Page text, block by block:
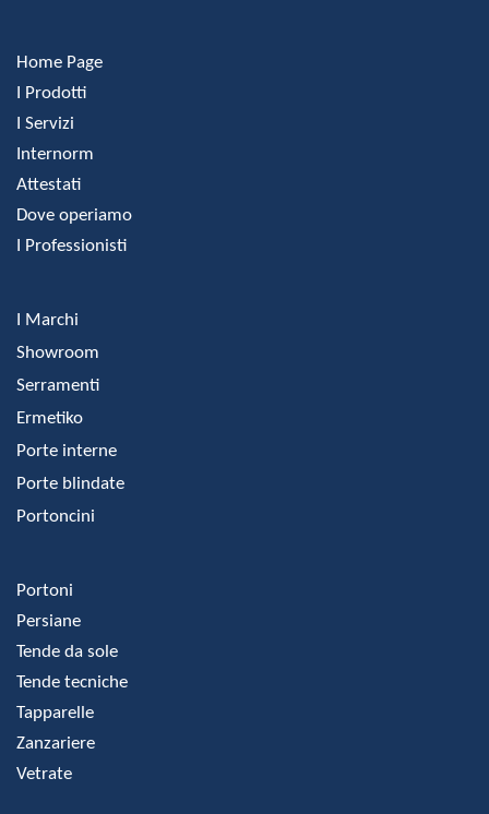
Home Page
I Prodotti
I Servizi
Internorm
Attestati
Dove operiamo
I Professionisti
I Marchi
Showroom
Serramenti
Ermetiko
Porte interne
Porte blindate
Portoncini
Portoni
Persiane
Tende da sole
Tende tecniche
Tapparelle
Zanzariere
Vetrate